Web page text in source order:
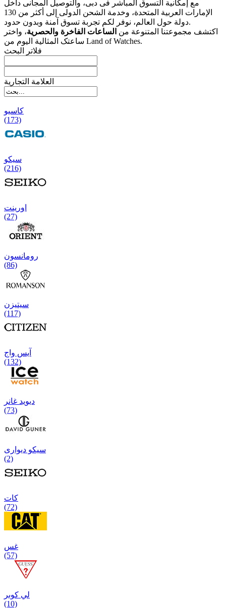
مع إمکانیة التسوق المباشر فی دبی، والتوصیل المجانی داخل
الإمارات العربیة المتحدة، وخدمة الشحن الدولی إلى أکثر من 130
دولة حول العالم، نوفر لکم تجربة تسوق آمنة وبدون حدود.
اکتشف مجموعتنا المتنوعة من الساعات الفاخرة والحصریة، واختر
ساعتک المثالیة الیوم من Land of Watches.
فلاتر البحث
العلامة التجارية
کاسیو
(173)
سیکو
(216)
اورینت
(27)
رومانسون
(86)
سیتیزن
(117)
آیس واج
(132)
دیوید غانر
(73)
سیکو دیواری
(2)
كات
(72)
غس
(57)
لي كوبر
(10)